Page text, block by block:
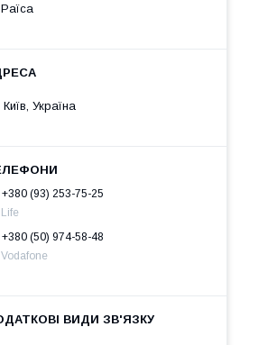
Раїса
Київ, Україна
+380 (93) 253-75-25
Life
+380 (50) 974-58-48
Vodafone